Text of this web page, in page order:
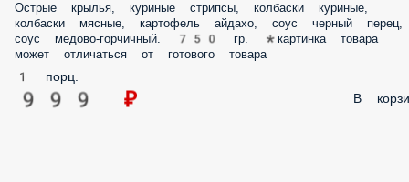
Острые крылья, куриные стрипсы, колбаски куриные,
колбаски мясные, картофель айдахо, соус черный перец,
соус медово-горчичный. 750 гр. *картинка товара
может отличаться от готового товара
1 порц.
999 ₽ В